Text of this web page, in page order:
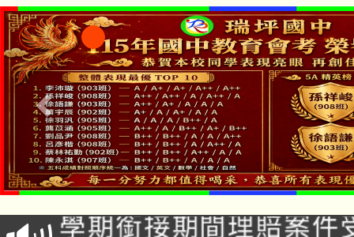
淨零綠生活教案入校路
會
115年食農教育專業人
程
學期銜接期間理賠案件